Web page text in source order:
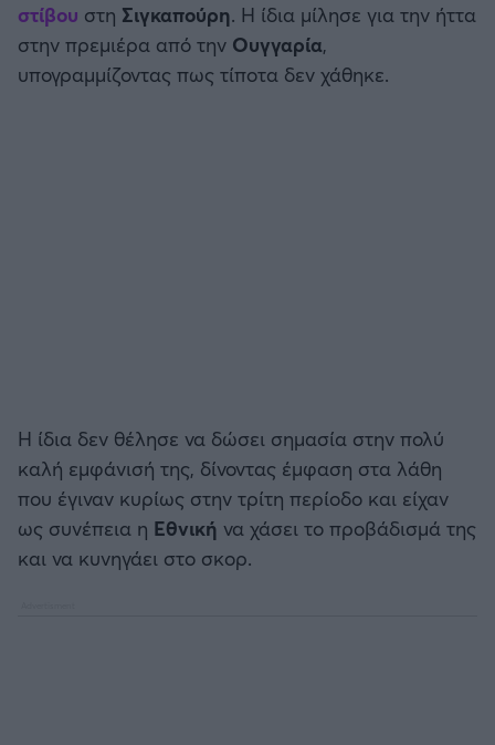
Ρεάλ Μαδρίτης
Ατλέτικο Μαδρίτης
Γιουβέντους
Μίλαν
Ίντερ
στίβου στη Σιγκαπούρη. Η ίδια μίλησε για την ήττα
στην πρεμιέρα από την Ουγγαρία,
υπογραμμίζοντας πως τίποτα δεν χάθηκε.
Η ίδια δεν θέλησε να δώσει σημασία στην πολύ
καλή εμφάνισή της, δίνοντας έμφαση στα λάθη
που έγιναν κυρίως στην τρίτη περίοδο και είχαν
ως συνέπεια η Εθνική να χάσει το προβάδισμά της
και να κυνηγάει στο σκορ.